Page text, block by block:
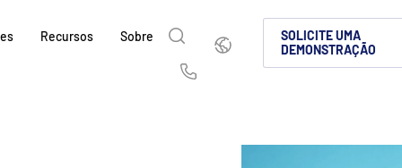
Por que a Intralinks
Produtos
Soluções
Setores
Recursos Sobre Português
SOLICITE UMA
DEMONSTRAÇÃO